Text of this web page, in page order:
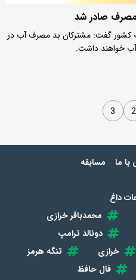
صادر شد
کشور گفت: مشترکان بد مصرف آب در
خواهند داشت.
2
3
ما مسابقه
داغ
محمدباقر خرازی
دونالد ترامپ
خرازی
تنگه هرمز
فال حافظ